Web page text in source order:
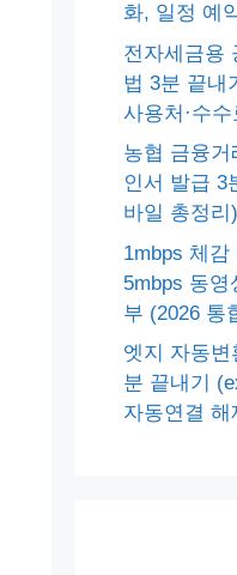
화, 일정 예
전자세금용
법 3분 끝내
사용처·수
농협 금융
인서 발급 3
바일 총정리)
1mbps 체감
5mbps 동영
부 (2026 통
엣지 자동
분 끝내기
자동연결 해